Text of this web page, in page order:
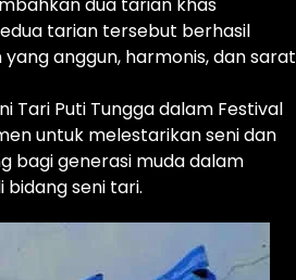
dua tarian khas
tarian tersebut berhasil
anggun, harmonis, dan sarat
Tari Puti Tungga dalam Festival
untuk melestarikan seni dan
bagi generasi muda dalam
seni tari.